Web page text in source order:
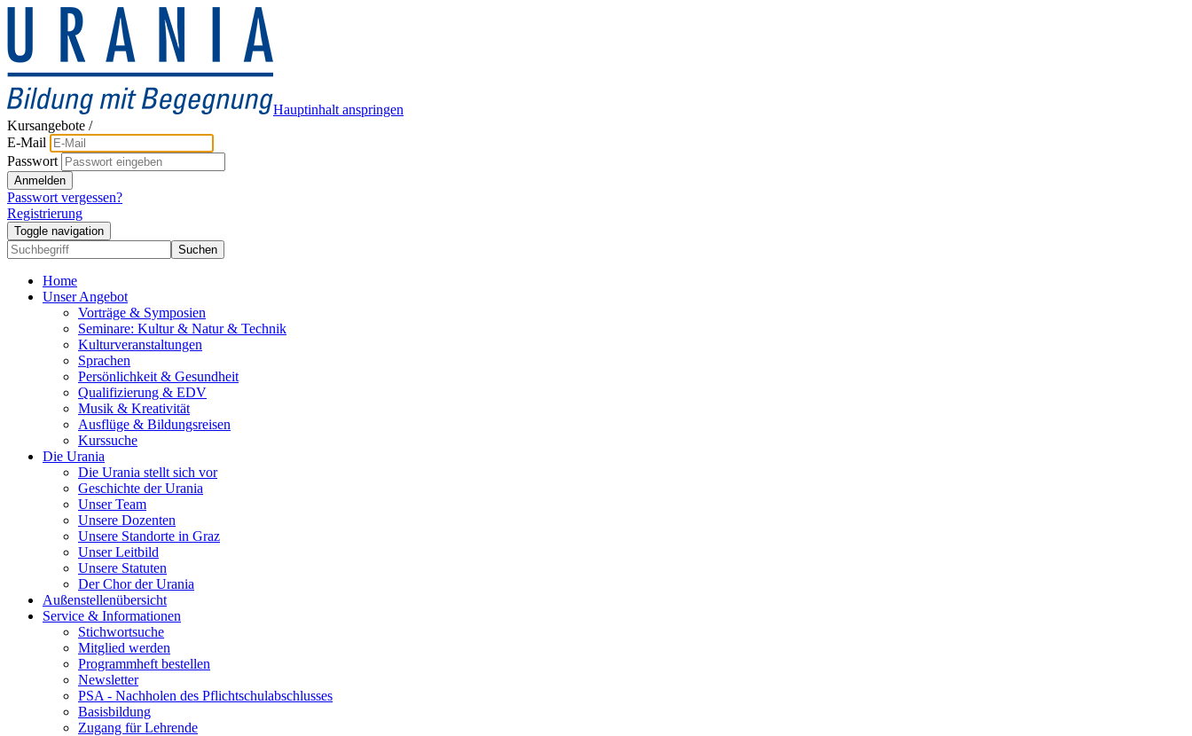
Hauptinhalt anspringen
Kursangebote /
E-Mail
Passwort
Anmelden
Passwort vergessen?
Registrierung
Toggle navigation
Suchen
Home
Unser Angebot
Vorträge & Symposien
Seminare: Kultur & Natur & Technik
Kulturveranstaltungen
Sprachen
Persönlichkeit & Gesundheit
Qualifizierung & EDV
Musik & Kreativität
Ausflüge & Bildungsreisen
Kurssuche
Die Urania
Die Urania stellt sich vor
Geschichte der Urania
Unser Team
Unsere Dozenten
Unsere Standorte in Graz
Unser Leitbild
Unsere Statuten
Der Chor der Urania
Außenstellenübersicht
Service & Informationen
Stichwortsuche
Mitglied werden
Programmheft bestellen
Newsletter
PSA - Nachholen des Pflichtschulabschlusses
Basisbildung
Zugang für Lehrende